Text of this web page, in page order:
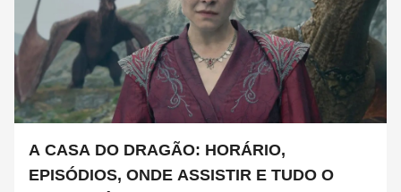
A CASA DO DRAGÃO: HORÁRIO,
EPISÓDIOS, ONDE ASSISTIR E TUDO O